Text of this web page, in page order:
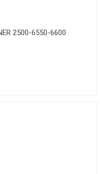
2500-6550-6600